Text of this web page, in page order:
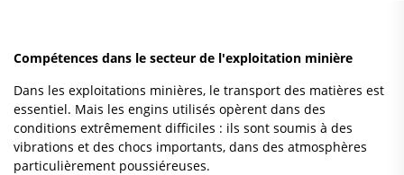
Compétences dans le secteur de l'exploitation minière
Dans les exploitations minières, le transport des matières est
essentiel. Mais les engins utilisés opèrent dans des
conditions extrêmement difficiles : ils sont soumis à des
vibrations et des chocs importants, dans des atmosphères
particulièrement poussiéreuses.